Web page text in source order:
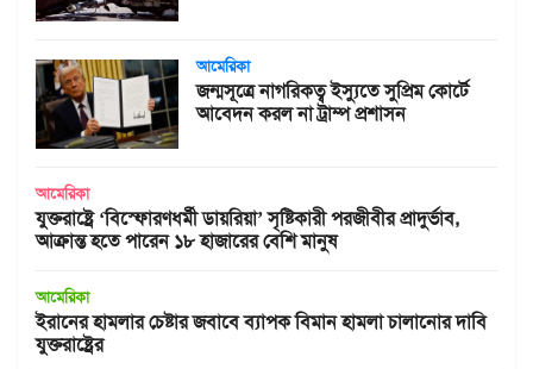
আমেরিকা
জন্মসূত্রে নাগরিকত্ব ইস্যুতে সুপ্রিম কোর্টে
আবেদন করল না ট্রাম্প প্রশাসন
আমেরিকা
যুক্তরাষ্ট্রে ‘বিস্ফোরণধর্মী ডায়রিয়া’ সৃষ্টিকারী পরজীবীর প্রাদুর্ভাব,
আক্রান্ত হতে পারেন ১৮ হাজারের বেশি মানুষ
আমেরিকা
ইরানের হামলার চেষ্টার জবাবে ব্যাপক বিমান হামলা চালানোর দাবি
যুক্তরাষ্ট্রের